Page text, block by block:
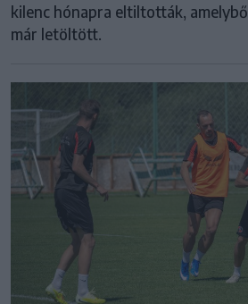
kilenc hónapra eltiltották,
már letöltött.